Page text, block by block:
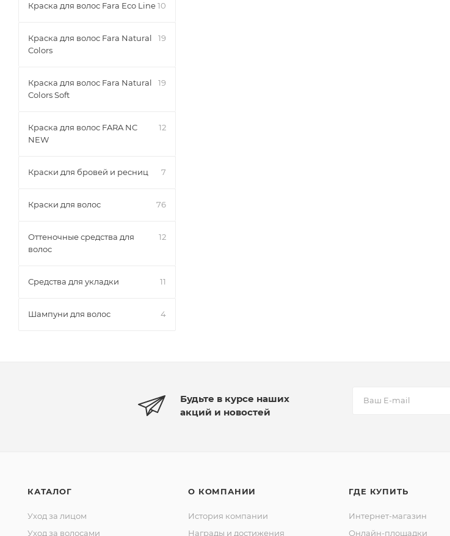
Краска для волос Fara Eco Line10
Краска для волос Fara Natural
Colors
19
Краска для волос Fara Natural
Colors Soft
19
Краска для волос FARA NC
NEW
12
Краски для бровей и ресниц 7
Краски для волос 76
Оттеночные средства для
волос
12
Средства для укладки 11
Шампуни для волос 4
Будьте в курсе наших
акций и новостей
КАТАЛОГ
Уход за лицом
Уход за волосами
О КОМПАНИИ
История компании
Награды и достижения
ГДЕ КУПИТЬ
Интернет-магазин
Онлайн-площадки